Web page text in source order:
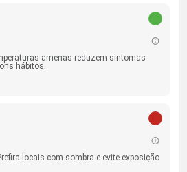
amenas reduzem sintomas
hábitos.
locais com sombra e evite exposição